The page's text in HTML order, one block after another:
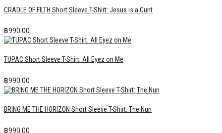
CRADLE OF FILTH Short Sleeve T-Shirt: Jesus is a Cunt
฿990.00
TUPAC Short Sleeve T-Shirt: All Eyez on Me
฿990.00
BRING ME THE HORIZON Short Sleeve T-Shirt: The Nun
฿990.00